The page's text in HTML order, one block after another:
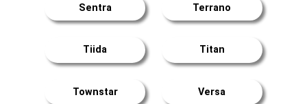
Sentra Terrano
Tiida Titan
Townstar Versa